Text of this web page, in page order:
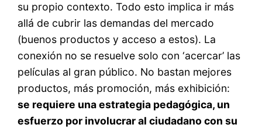
su propio contexto. Todo esto implica ir más
allá de cubrir las demandas del mercado
(buenos productos y acceso a estos). La
conexión no se resuelve solo con ‘acercar’ las
películas al gran público. No bastan mejores
productos, más promoción, más exhibición:
se requiere una estrategia pedagógica, un
esfuerzo por involucrar al ciudadano con su